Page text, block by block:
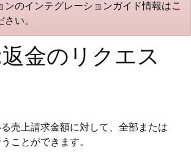
ンのインテグレーションガイド情報はこ
い。
金のリクエス
売上請求金額に対して、全部または
ことができます。